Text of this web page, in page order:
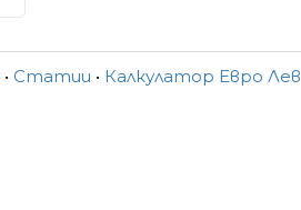
• Статии • Калкулатор Евро Лев